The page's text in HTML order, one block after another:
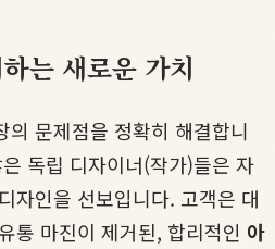
는 새로운 가치
의 문제점을 정확히 해결합니
독립 디자이너(작가)들은 자
자인을 선보입니다. 고객은 대
통 마진이 제거된, 합리적인 아